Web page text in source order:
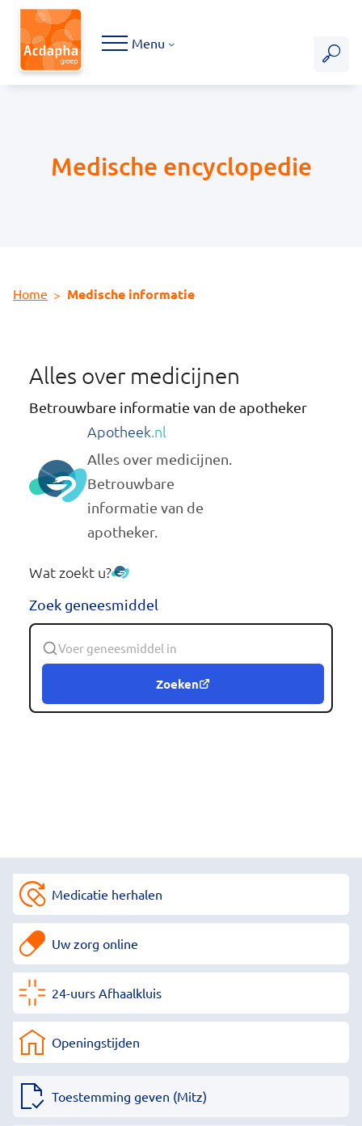
Hoofdmenu
Menu
Home Medische informatie
Medische encyclopedie
Alles over medicijnen
Betrouwbare informatie van de apotheker
Apotheek.nl
Alles over medicijnen.
Betrouwbare
informatie van de
apotheker.
Wat zoekt u?
Zoek geneesmiddel
Zoeken
Medicatie herhalen
Uw zorg online
24-uurs Afhaalkluis
Openingstijden
Toestemming geven (Mitz)